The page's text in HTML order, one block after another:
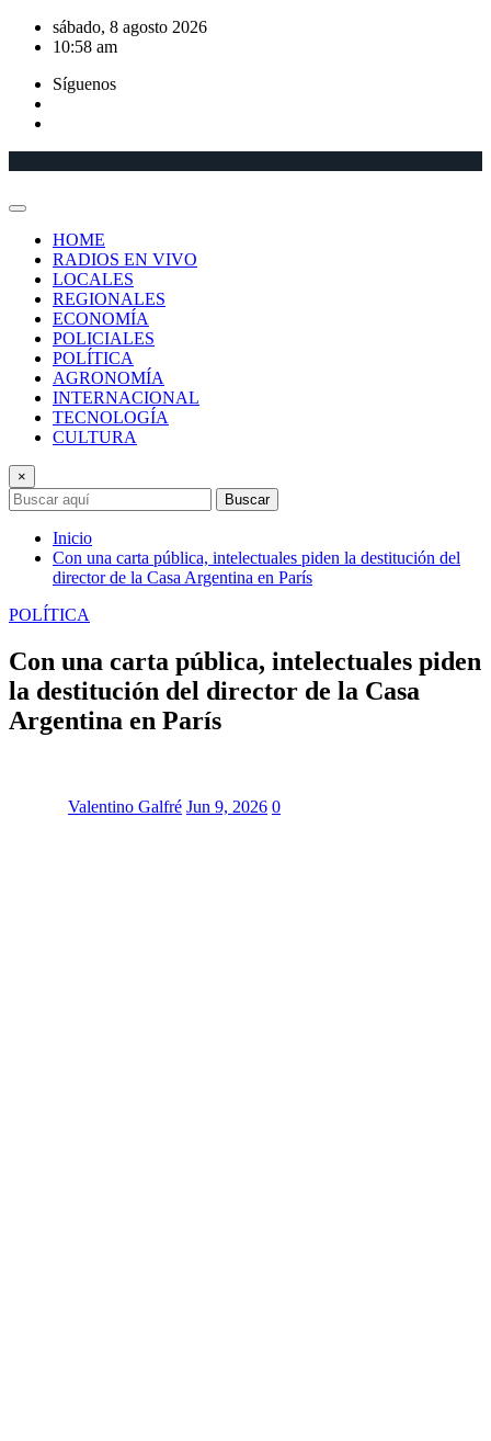
Saltar
sábado, 8 agosto 2026
10:58 am
Síguenos
HOME
RADIOS EN VIVO
LOCALES
REGIONALES
ECONOMÍA
POLICIALES
POLÍTICA
AGRONOMÍA
INTERNACIONAL
TECNOLOGÍA
CULTURA
×
Buscar
Inicio
Con una carta pública, intelectuales piden la destitución del
director de la Casa Argentina en París
POLÍTICA
Con una carta pública, intelectuales piden
la destitución del director de la Casa
Argentina en París
Valentino Galfré Jun 9, 2026 0